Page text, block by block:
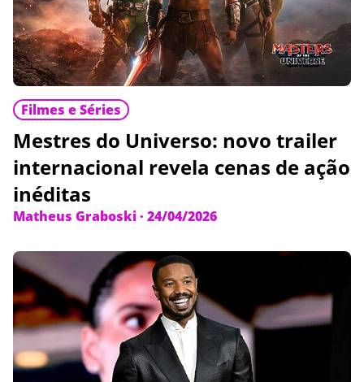
Filmes e Séries
Mestres do Universo: novo trailer
internacional revela cenas de ação
inéditas
Matheus Graboski· 24/04/2026